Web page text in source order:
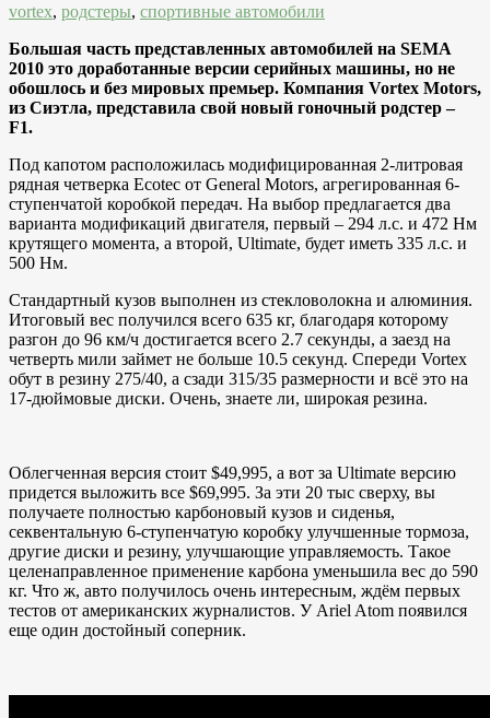
vortex, родстеры, спортивные автомобили
Большая часть представленных автомобилей на SEMA
2010 это доработанные версии серийных машины, но не
обошлось и без мировых премьер. Компания Vortex Motors,
из Сиэтла, представила свой новый гоночный родстер –
F1.
Под капотом расположилась модифицированная 2-литровая
рядная четверка Ecotec от General Motors, агрегированная 6-
ступенчатой коробкой передач. На выбор предлагается два
варианта модификаций двигателя, первый – 294 л.с. и 472 Нм
крутящего момента, а второй, Ultimate, будет иметь 335 л.с. и
500 Нм.
Стандартный кузов выполнен из стекловолокна и алюминия.
Итоговый вес получился всего 635 кг, благодаря которому
разгон до 96 км/ч достигается всего 2.7 секунды, а заезд на
четверть мили займет не больше 10.5 секунд. Спереди Vortex
обут в резину 275/40, а сзади 315/35 размерности и всё это на
17-дюймовые диски. Очень, знаете ли, широкая резина.
Облегченная версия стоит $49,995, а вот за Ultimate версию
придется выложить все $69,995. За эти 20 тыс сверху, вы
получаете полностью карбоновый кузов и сиденья,
секвентальную 6-ступенчатую коробку улучшенные тормоза,
другие диски и резину, улучшающие управляемость. Такое
целенаправленное применение карбона уменьшила вес до 590
кг. Что ж, авто получилось очень интересным, ждём первых
тестов от американских журналистов. У Ariel Atom появился
еще один достойный соперник.